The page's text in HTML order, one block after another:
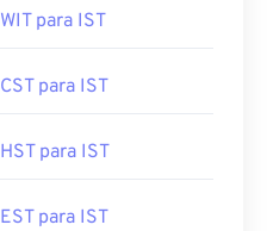
WIT para IST
CST para IST
HST para IST
EST para IST